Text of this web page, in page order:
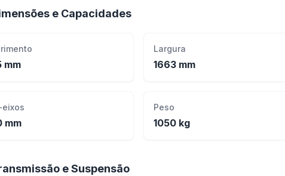
e Capacidades
mm
Largura
1663 mm
eixos
mm
Peso
1050 kg
e Suspensão